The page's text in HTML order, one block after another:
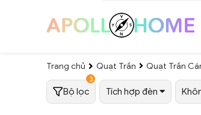
Trang chủ Quạt Trần Quạt Trần
Bộ lọc
3
Tích hợp đèn